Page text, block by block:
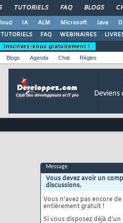
TUTORIELS FAQ BLOGS
IA ALM Microsoft Java
TUTORIELS
FAQ WEBINAIRES
Inscrivez-vous gratuitement !
Blogs Agenda Chat Règles
Message
Vous devez avoir un
discussions.
Vous n'avez pas encore
entièrement gratuit !
Si vous disposez déjà